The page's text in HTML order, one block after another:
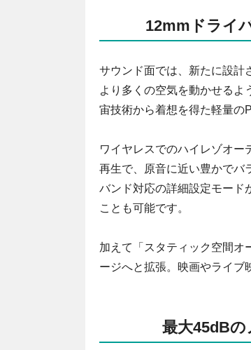
12mmドライ
サウンド面では、新たに設計
より多くの空気を動かせる
宙技術から着想を得た軽量の
ワイヤレスでのハイレゾオー
再生で、原音に近い豊かでバ
バンド対応の詳細設定モード
ことも可能です。
加えて「スタティック空間オ
ージへと拡張。映画やライブ
最大45dB